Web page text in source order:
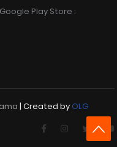
Play Store :
| Created by OLG